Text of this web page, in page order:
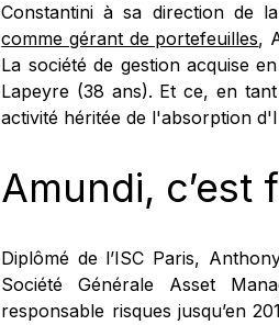
Constantini à sa direction de
comme gérant de portefeuilles,
La société de gestion acquise
Lapeyre (38 ans). Et ce, en
activité héritée de l'absorption
Amundi, c’est
Diplômé de l’ISC Paris,
Société Générale Asset
responsable risques jusqu’en